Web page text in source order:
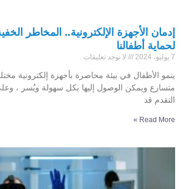
إدمان الأجهزة الإلكترونية.. المخاطر
لحماية أطفالنا
7 يوليو، 2024 لا توجد تعليقات
ينمو الأطفال في بيئة محاصرة بأجهزة إلكترونية
متسارع ويمكن الوصول إليها بكل سهولة ويُسر ،
التقدم قد
Read More »